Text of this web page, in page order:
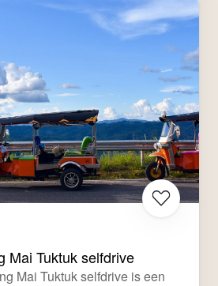
Mai Tuktuk selfdrive
Mai Tuktuk selfdrive is een